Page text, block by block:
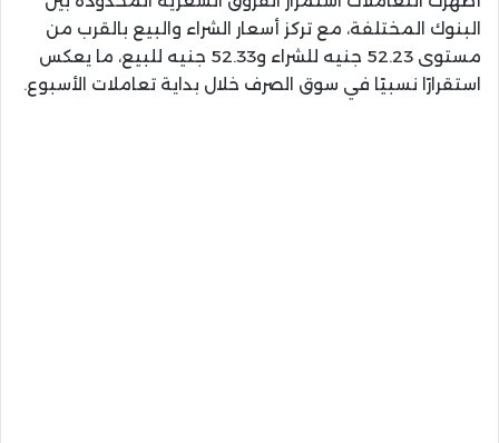
البنوك المختلفة، مع تركز أسعار الشراء والبيع بالقرب من
مستوى 52.23 جنيه للشراء و52.33 جنيه للبيع، ما يعكس
استقرارًا نسبيًا في سوق الصرف خلال بداية تعاملات الأسبوع.